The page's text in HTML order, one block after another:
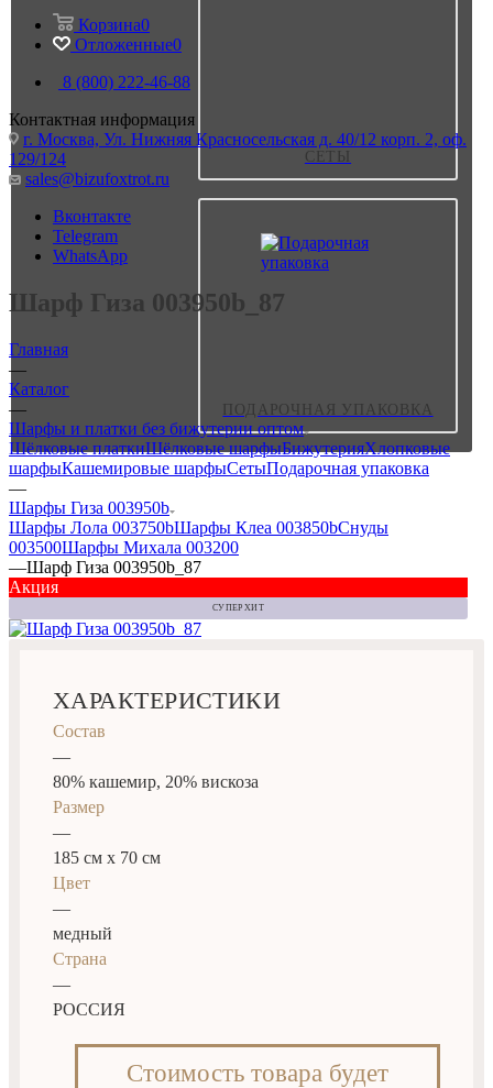
СЕТЫ
ПОДАРОЧНАЯ УПАКОВКА
Корзина0
Отложенные0
8 (800) 222-46-88
Контактная информация
г. Москва, Ул. Нижняя Красносельская д. 40/12 корп. 2, оф.
129/124
sales@bizufoxtrot.ru
Вконтакте
Telegram
WhatsApp
Шарф Гиза 003950b_87
Главная
—
Каталог
—
Шарфы и платки без бижутерии оптом
Шёлковые платкиШёлковые шарфыБижутерияХлопковые
шарфыКашемировые шарфыСетыПодарочная упаковка
—
Шарфы Гиза 003950b
Шарфы Лола 003750bШарфы Клеа 003850bСнуды
003500Шарфы Михала 003200
—Шарф Гиза 003950b_87
Акция
СУПЕР ХИТ
ХАРАКТЕРИСТИКИ
Состав
—
80% кашемир, 20% вискоза
Размер
—
185 см x 70 см
Цвет
—
медный
Страна
—
РОССИЯ
Стоимость товара будет